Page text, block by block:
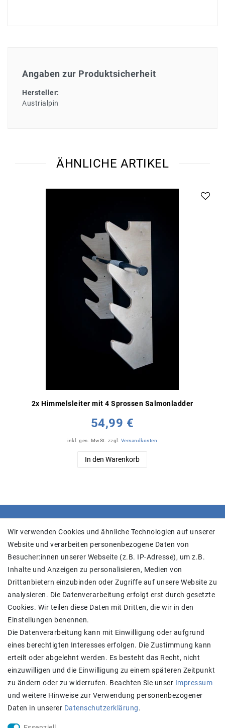
Angaben zur Produktsicherheit
Hersteller:
Austrialpin
ÄHNLICHE ARTIKEL
2x Himmelsleiter mit 4 Sprossen Salmonladder
54,99 €
inkl. ges. MwSt. zzgl. Versandkosten
In den Warenkorb
SHOP
Versand
Widerrufs­recht
Widerrufs­formular
Impressum
Daten­schutz­erklärung
AGB
Kontakt
Zahlung und Versand
Wir verwenden Cookies und ähnliche Technologien auf unserer
Website und verarbeiten personenbezogene Daten von
Besucher:innen unserer Webseite (z.B. IP-Adresse), um z.B.
Inhalte und Anzeigen zu personalisieren, Medien von
Drittanbietern einzubinden oder Zugriffe auf unsere Website zu
analysieren. Die Datenverarbeitung erfolgt erst durch gesetzte
Cookies. Wir teilen diese Daten mit Dritten, die wir in den
Einstellungen benennen.
Die Datenverarbeitung kann mit Einwilligung oder aufgrund
eines berechtigten Interesses erfolgen. Die Zustimmung kann
erteilt oder abgelehnt werden. Es besteht das Recht, nicht
einzuwilligen und die Einwilligung zu einem späteren Zeitpunkt
zu ändern oder zu widerrufen. Beachten Sie unser Impressum
und weitere Hinweise zur Verwendung personenbezogener
Daten in unserer Daten­schutz­erklärung.